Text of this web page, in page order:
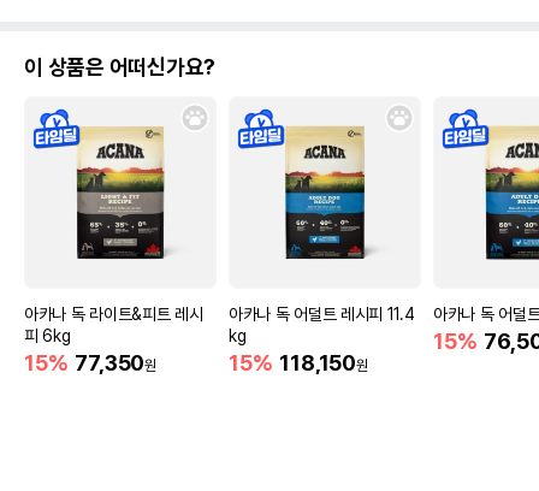
이 상품은 어떠신가요?
아카나 독 라이트&피트 레시
피 6kg
15% 77,350원
아카나 독 어덜트 레시피 11.4
kg
15% 118,150원
아카나 독 어덜
15%